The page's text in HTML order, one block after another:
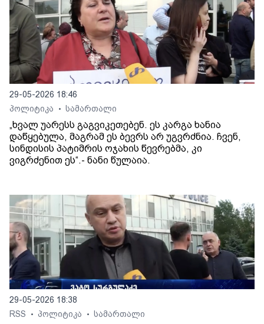
29-05-2026 18:46
პოლიტიკა
• სამართალი
„ხვალ უარესს გაგვიკეთებენ. ეს კარგა ხანია
დაწყებულა, მაგრამ ეს ბევრს არ უგვრძნია. ჩვენ,
სინდისის პატიმრის ოჯახის წევრებმა, კი
ვიგრძენით ეს“.- ნანი წულაია.
29-05-2026 18:38
RSS
• პოლიტიკა • სამართალი